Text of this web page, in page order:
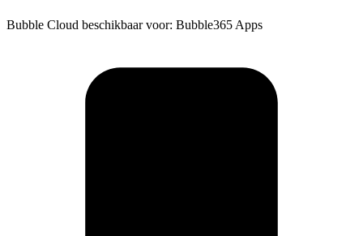
Bubble Cloud beschikbaar voor: Bubble365 Apps